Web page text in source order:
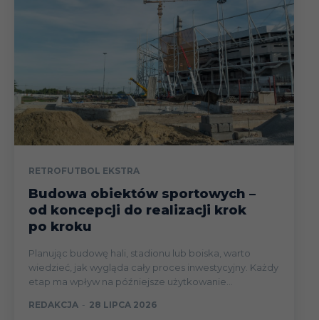
RETROFUTBOL EKSTRA
Budowa obiektów sportowych –
od koncepcji do realizacji krok
po kroku
Planując budowę hali, stadionu lub boiska, warto
wiedzieć, jak wygląda cały proces inwestycyjny. Każdy
etap ma wpływ na późniejsze użytkowanie...
REDAKCJA - 28 LIPCA 2026